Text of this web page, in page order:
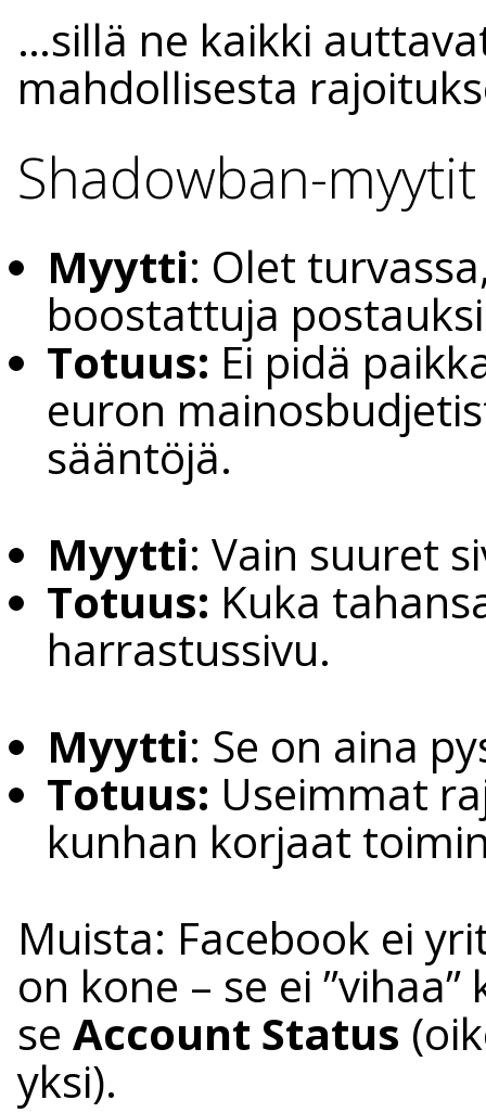
…sillä ne kaikki
mahdollisesta
Shadowban-
Myytti: Olet
boostattuja
Totuus: Ei pidä
euron
sääntöjä.
Myytti: Vain suuret
Totuus: Kuka
harrastussivu.
Myytti: Se on aina
Totuus: Useimmat
kunhan korjaat
Muista: Facebook ei
on kone – se ei
se Account Status
yksi).